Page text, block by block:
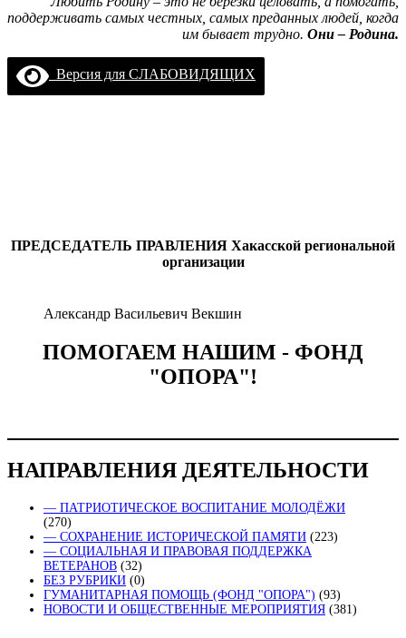
поддерживать самых честных, самых преданных людей, когда
им бывает трудно. Они – Родина.
Версия для СЛАБОВИДЯЩИХ
ПРЕДСЕДАТЕЛЬ ПРАВЛЕНИЯ Хакасской региональной
организации
Александр Васильевич Векшин
ПОМОГАЕМ НАШИМ - ФОНД
"ОПОРА"!
НАПРАВЛЕНИЯ ДЕЯТЕЛЬНОСТИ
— ПАТРИОТИЧЕСКОЕ ВОСПИТАНИЕ МОЛОДЁЖИ
(270)
— СОХРАНЕНИЕ ИСТОРИЧЕСКОЙ ПАМЯТИ (223)
— СОЦИАЛЬНАЯ И ПРАВОВАЯ ПОДДЕРЖКА
ВЕТЕРАНОВ (32)
БЕЗ РУБРИКИ (0)
ГУМАНИТАРНАЯ ПОМОЩЬ (ФОНД "ОПОРА") (93)
НОВОСТИ И ОБЩЕСТВЕННЫЕ МЕРОПРИЯТИЯ (381)